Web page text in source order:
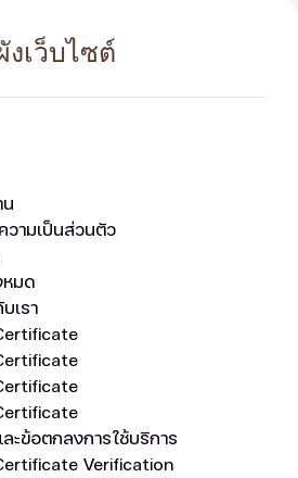
งเว็บไซต์
วามเป็นส่วนตัว
มด
เรา
ละข้อตกลงการใช้บริการ
Verification